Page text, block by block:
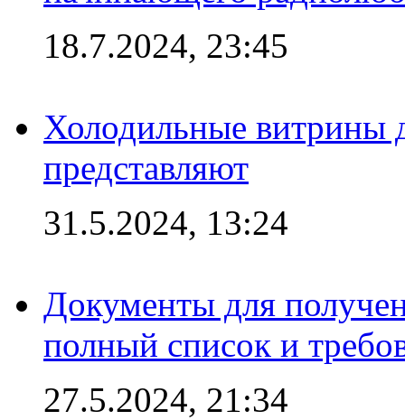
18.7.2024, 23:45
Холодильные витрины
представляют
31.5.2024, 13:24
Документы для
полный список и
27.5.2024, 21:34